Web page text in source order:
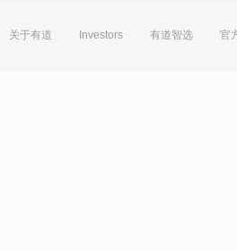
关于有道 Investors 有道智选 官